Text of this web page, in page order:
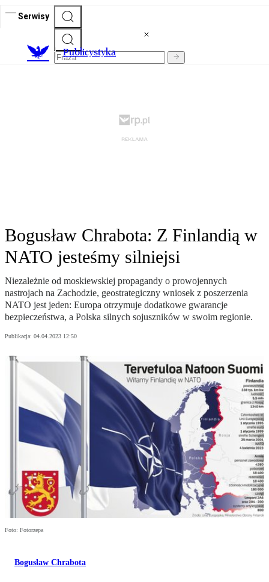
Serwisy
Publicystyka
Bogusław Chrabota: Z Finlandią w
NATO jesteśmy silniejsi
Niezależnie od moskiewskiej propagandy o prowojennych
nastrojach na Zachodzie, geostrategiczny wniosek z poszerzenia
NATO jest jeden: Europa otrzymuje dodatkowe gwarancje
bezpieczeństwa, a Polska silnych sojuszników w swoim regionie.
Publikacja: 04.04.2023 12:50
Foto: Fotorzepa
Bogusław Chrabota